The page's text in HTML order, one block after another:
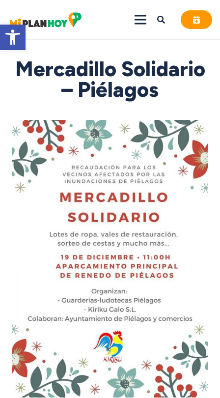
Abrir barra de herramientas
Mercadillo Solidario
– Piélagos